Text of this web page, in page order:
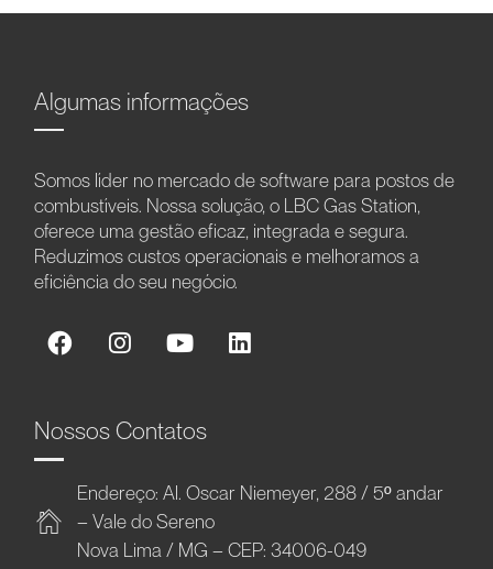
Algumas informações
Somos líder no mercado de software para postos de
combustíveis. Nossa solução, o LBC Gas Station,
oferece uma gestão eficaz, integrada e segura.
Reduzimos custos operacionais e melhoramos a
eficiência do seu negócio.
Nossos Contatos
Endereço: Al. Oscar Niemeyer, 288 / 5º andar
– Vale do Sereno
Nova Lima / MG – CEP: 34006-049